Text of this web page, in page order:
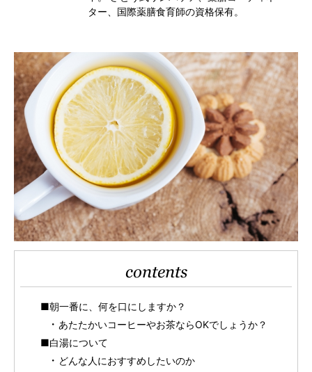
ター、国際薬膳食育師の資格保有。
contents
■朝一番に、何を口にしますか？
あたたかいコーヒーやお茶ならOKでしょうか？
■白湯について
どんな人におすすめしたいのか